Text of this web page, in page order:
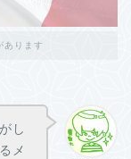
あります
し
メ